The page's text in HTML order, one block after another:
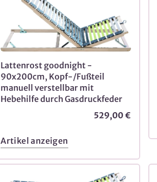
Lattenrost goodnight -
90x200cm, Kopf-/Fußteil
manuell verstellbar mit
Hebehilfe durch Gasdruckfeder
529,00 €
Artikel anzeigen